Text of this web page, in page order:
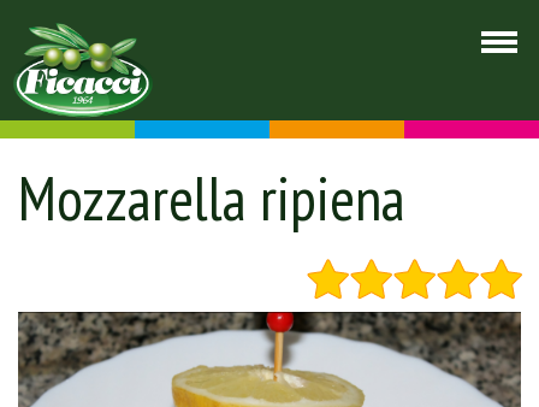
Mozzarella ripiena